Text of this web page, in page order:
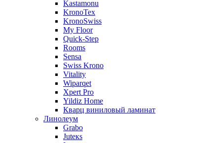
Kastamonu
KronoTex
KronoSwiss
My Floor
Quick-Step
Rooms
Sensa
Swiss Krono
Vitality
Wiparqet
Xpert Pro
Yildiz Home
Кварц виниловый ламинат
Линолеум
Grabo
Juteкs